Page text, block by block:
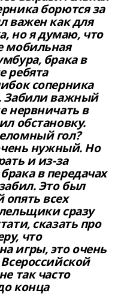
борются за
важен как для
но я думаю, что
мобильная
брака в
ребята
соперника
Забили важный
нервничать в
обстановку.
гол?
нужный. Но
и из-за
в передачах
Это был
всех
сразу
сказать про
что
игры, это очень
так часто
конца